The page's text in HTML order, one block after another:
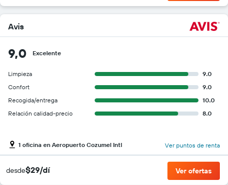
Avis
9,0 Excelente
Limpieza
9.0
Confort
9.0
Recogida/entrega
10.0
Relación calidad-precio
8.0
1 oficina en Aeropuerto Cozumel Intl Ver puntos de renta
desde$29/dí Ver ofertas